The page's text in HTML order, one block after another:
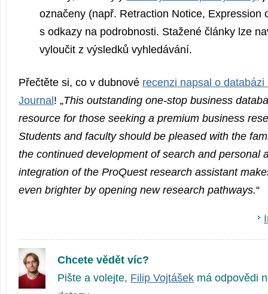
označeny (např. Retraction Notice, Expression
s odkazy na podrobnosti. Stažené články lze
vyloučit z výsledků vyhledávání.
Přečtěte si, co v dubnové recenzi napsal o
Journal! „This outstanding one-stop business
resource for those seeking a premium business
Students and faculty should be pleased with the
the continued development of search and personal
integration of the ProQuest research assistant
even brighter by opening new research pathways.“
Chcete vědět víc?
Pište a volejte, Filip Vojtášek má odpovědi